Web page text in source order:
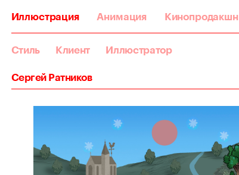
Иллюстрация Анимация Кинопродакшн
Стиль Клиент Иллюстратор
Сергей Ратников